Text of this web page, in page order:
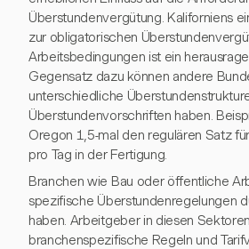
Überstundenvergütung. Kaliforniens
zur obligatorischen
Arbeitsbedingungen ist ein
Gegensatz dazu können andere
unterschiedliche
Überstundenvorschriften haben.
Oregon 1,5-mal den regulären Satz
pro Tag in der Fertigung.
Branchen wie Bau oder öffentliche
spezifische Überstundenregelungen
haben. Arbeitgeber in diesen
branchenspezifische Regeln und